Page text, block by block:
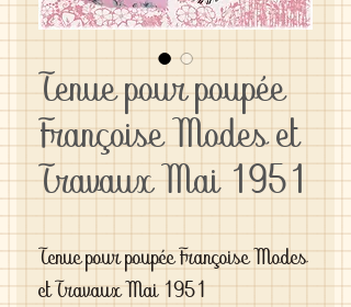
Tenue pour poupée
Françoise Modes et
Travaux Mai 1951
Tenue pour poupée Françoise Modes
et Travaux Mai 1951